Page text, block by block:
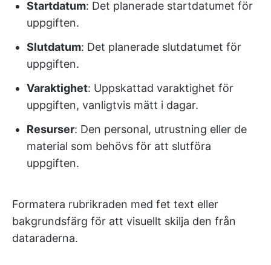
Startdatum: Det planerade startdatumet för
uppgiften.
Slutdatum: Det planerade slutdatumet för
uppgiften.
Varaktighet: Uppskattad varaktighet för
uppgiften, vanligtvis mätt i dagar.
Resurser: Den personal, utrustning eller de
material som behövs för att slutföra
uppgiften.
Formatera rubrikraden med fet text eller
bakgrundsfärg för att visuellt skilja den från
dataraderna.